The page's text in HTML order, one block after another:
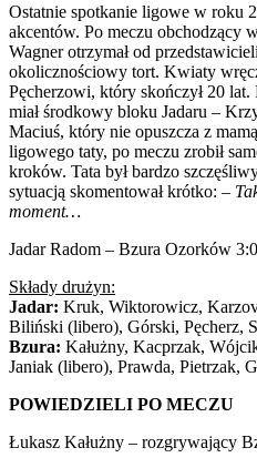
Ostatnie spotkanie ligowe w roku
akcentów. Po meczu obchodzący
Wagner otrzymał od
okolicznościowy tort. Kwiaty
Pęcherzowi, który skończył 20
miał środkowy bloku Jadaru –
Maciuś, który nie opuszcza z
ligowego taty, po meczu zrobił
kroków. Tata był bardzo
sytuacją skomentował krótko: –
moment…
Jadar Radom – Bzura Ozorków
Składy drużyn:
Jadar: Kruk, Wiktorowicz,
Biliński (libero), Górski, Pęcherz,
Bzura: Kałużny, Kacprzak,
Janiak (libero), Prawda, Pietrzak,
POWIEDZIELI PO MECZU
Łukasz Kałużny – rozgrywający